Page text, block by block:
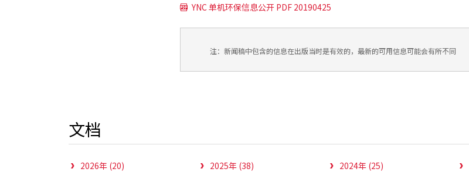
YNC 单机环保信息公开 PDF 20190425
注：新闻稿中包含的信息在出版当时是有效的，最新的可用信息可能会有所不同
文档
2026年 (20) 2025年 (38) 2024年 (25)